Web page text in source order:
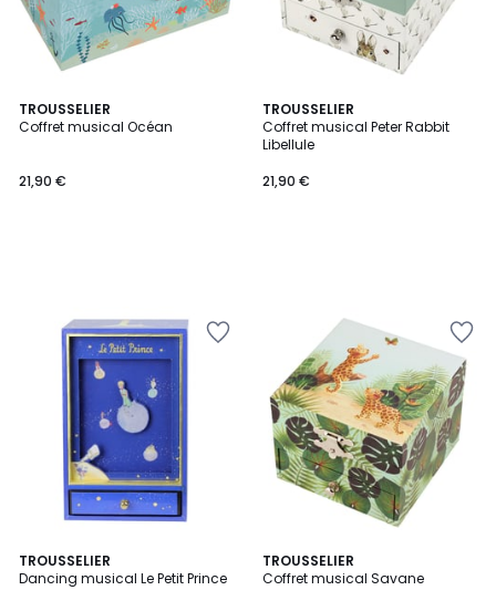
TROUSSELIER
Coffret musical Océan
21,90 €
TROUSSELIER
Coffret musical Peter Rabbit
Libellule
21,90 €
TROUSSELIER
Dancing musical Le Petit Prince
TROUSSELIER
Coffret musical Savane